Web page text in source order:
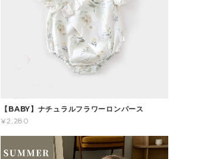
【BABY】ナチュラルフラワーロンパース
¥2,280